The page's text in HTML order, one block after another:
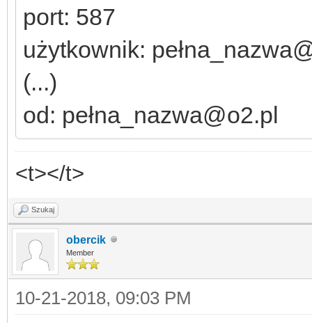
port: 587
użytkownik:
(...)
od: pełna_nazwa@o2.pl
<t></t>
Szukaj
obercik
Member
10-21-2018, 09:03 PM